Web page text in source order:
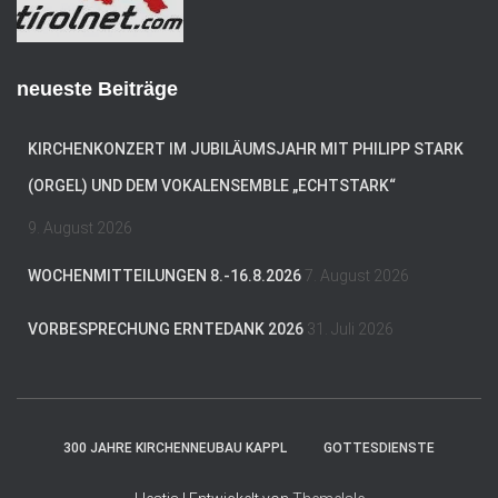
s
e
neueste Beiträge
KIRCHENKONZERT IM JUBILÄUMSJAHR MIT PHILIPP STARK
(ORGEL) UND DEM VOKALENSEMBLE „ECHTSTARK“
9. August 2026
WOCHENMITTEILUNGEN 8.-16.8.2026 7. August 2026
VORBESPRECHUNG ERNTEDANK 2026 31. Juli 2026
300 JAHRE KIRCHENNEUBAU KAPPL GOTTESDIENSTE